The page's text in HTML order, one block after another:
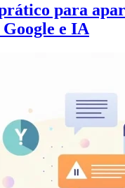
para
Google e IA